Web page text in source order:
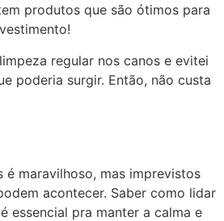
produtos que são ótimos para
regular nos canos e evitei
poderia surgir. Então, não custa
é maravilhoso, mas imprevistos
acontecer. Saber como lidar
essencial pra manter a calma e